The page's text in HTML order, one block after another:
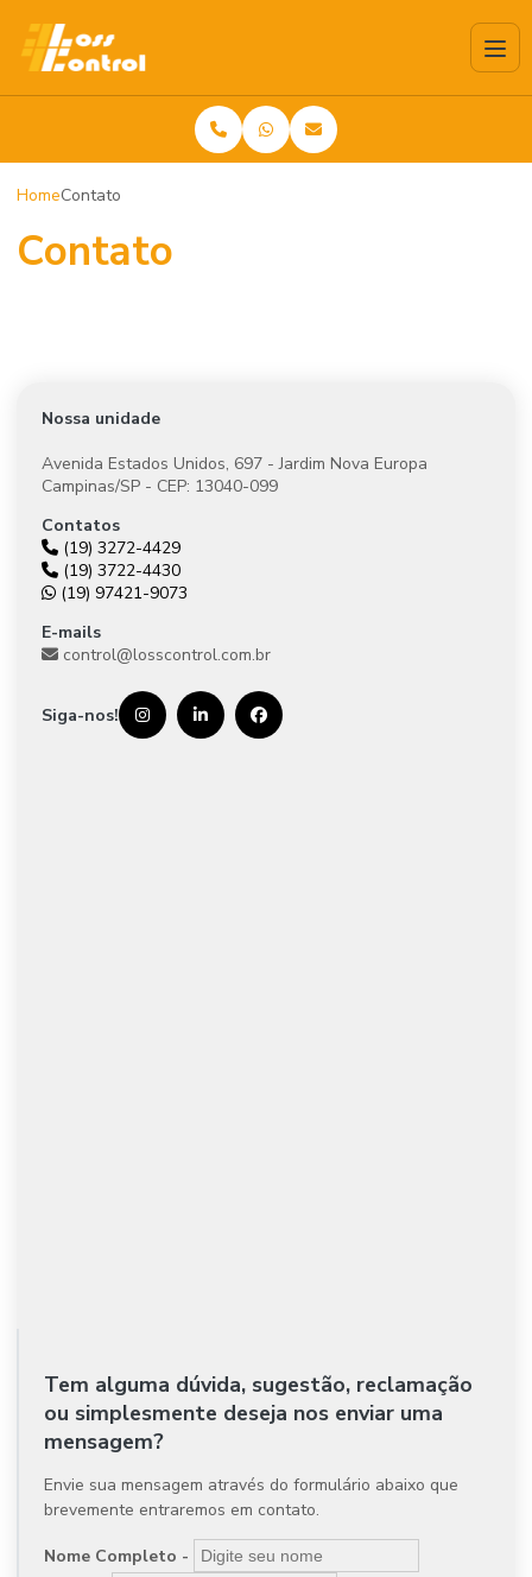
HomeContato
Contato
Nossa unidade
Avenida Estados Unidos, 697 - Jardim Nova Europa
Campinas/SP - CEP: 13040-099
Contatos
(19) 3272-4429
(19) 3722-4430
(19) 97421-9073
E-mails
control@losscontrol.com.br
Siga-nos!
Tem alguma dúvida, sugestão, reclamação
ou simplesmente deseja nos enviar uma
mensagem?
Envie sua mensagem através do formulário abaixo que
brevemente entraremos em contato.
Nome Completo -